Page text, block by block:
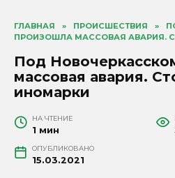
ГЛАВНАЯ » ПРОИСШЕСТВИЯ »
ПРОИЗОШЛА МАССОВАЯ АВАРИЯ.
Под
массовая авария.
иномарки
НА ЧТЕНИЕ
1 мин
ОПУБЛИКОВАНО
15.03.2021